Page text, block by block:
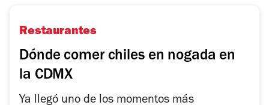
Restaurantes
Dónde comer chiles en nogada en
la CDMX
Ya llegó uno de los momentos más